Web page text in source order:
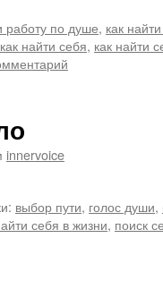
работу по душе, как
как найти себя, как найти
innervoice
выбор пути, голос души,
себя в жизни, поиск